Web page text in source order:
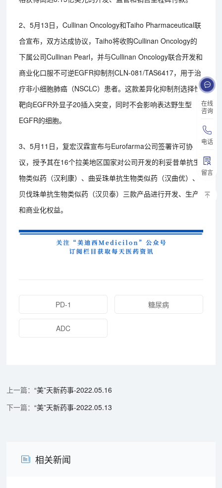
在线
咨询
电话
留言
2、5月13日，Cullinan Oncology和Taiho Pharmaceutical联
合宣布，双方达成协议，Taiho将收购Cullinan Oncology的
下属公司Cullinan Pearl，并与Cullinan Oncology联合开发和
商业化口服不可逆EGFR抑制剂CLN-081/TAS6417，用于治
疗非小细胞肺癌（NSCLC）患者。这款差异化抑制剂选择性
靶向EGFR外显子20插入突变，同时不会影响表达野生型
EGFR的细胞。
3、5月11日，复宏汉霖宣布与Eurofarma公司签署许可协
议，授予其在16个拉美地区国家对公司开发的利妥昔单抗生
物类似药（汉利康）、曲妥珠单抗生物类似药（汉曲优）、
贝伐珠单抗生物类似药（汉贝泰）三款产品进行开发、生产
和商业化权益。
PD-1 糖尿病
ADC
“美”天新药事-2022.05.16
“美”天新药事-2022.05.13
相关新闻